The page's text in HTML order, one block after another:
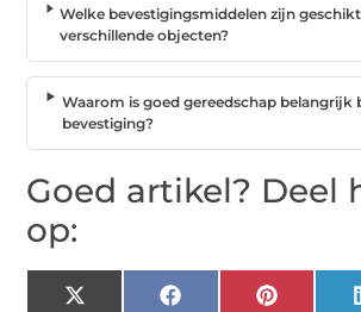
Welke bevestigingsmiddelen zijn
verschillende objecten?
Waarom is goed gereedschap belangrijk
bevestiging?
Goed artikel? Deel
op:
X
Facebook Pinterest